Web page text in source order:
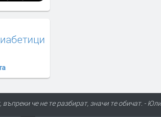
въпреки че не те разбират, значи те обичат. -